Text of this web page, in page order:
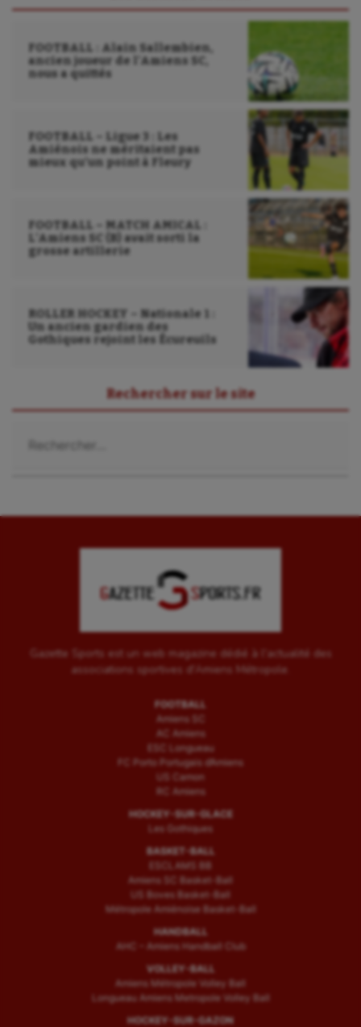
FOOTBALL : Alain Sallembien,
ancien joueur de l’Amiens SC,
nous a quittés
FOOTBALL – Ligue 3 : Les
Amiénois ne méritaient pas
mieux qu’un point à Fleury
FOOTBALL – MATCH AMICAL :
L’Amiens SC (B) avait sorti la
grosse artillerie
ROLLER HOCKEY – Nationale 1 :
Un ancien gardien des
Gothiques rejoint les Écureuils
Rechercher sur le site
Gazette Sports est un web magazine dédié à l'actualité des
associations sportives d'Amiens Métropole.
FOOTBALL
Amiens SC
AC Amiens
ESC Longueau
FC Porto Portugais d’Amiens
US Camon
RC Amiens
HOCKEY-SUR-GLACE
Les Gothiques
BASKET-BALL
ESCLAMS BB
Amiens SC Basket-Ball
US Boves Basket-Ball
Métropole Amiénoise Basket-Ball
HANDBALL
AHC – Amiens Handball Club
VOLLEY-BALL
Amiens Métropole Volley Ball
Longueau Amiens Metropole Volley Ball
HOCKEY-SUR-GAZON